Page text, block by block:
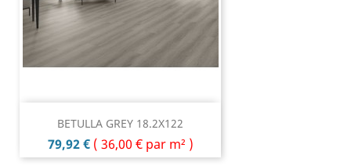
BETULLA GREY 18.2X122
Prix
79,92 € ( 36,00 € par m² )